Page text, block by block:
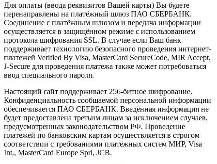
Для оплаты (ввода реквизитов Вашей карты) Вы будете
перенаправлены на платёжный шлюз ПАО СБЕРБАНК.
Соединение с платёжным шлюзом и передача информации
осуществляется в защищённом режиме с использованием
протокола шифрования SSL. В случае если Ваш банк
поддерживает технологию безопасного проведения интернет-
платежей Verified By Visa, MasterCard SecureCode, MIR Accept,
J-Secure для проведения платежа также может потребоваться
ввод специального пароля.
Настоящий сайт поддерживает 256-битное шифрование.
Конфиденциальность сообщаемой персональной информации
обеспечивается ПАО СБЕРБАНК. Введённая информация не
будет предоставлена третьим лицам за исключением случаев,
предусмотренных законодательством РФ. Проведение
платежей по банковским картам осуществляется в строгом
соответствии с требованиями платёжных систем МИР, Visa
Int., MasterCard Europe Sprl, JCB.